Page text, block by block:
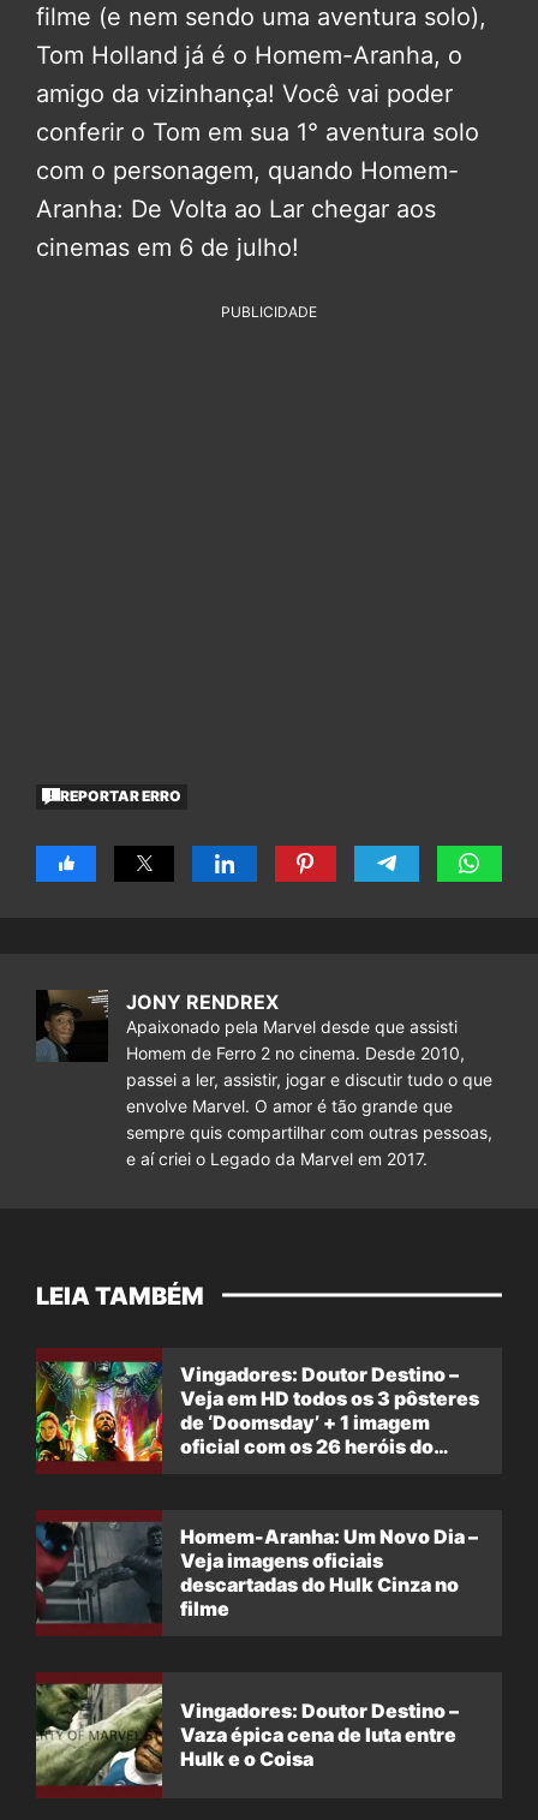
filme (e nem sendo uma aventura solo),
Tom Holland já é o Homem-Aranha, o
amigo da vizinhança! Você vai poder
conferir o Tom em sua 1° aventura solo
com o personagem, quando Homem-
Aranha: De Volta ao Lar chegar aos
cinemas em 6 de julho!
PUBLICIDADE
REPORTAR ERRO
JONY RENDREX
Apaixonado pela Marvel desde que assisti
Homem de Ferro 2 no cinema. Desde 2010,
passei a ler, assistir, jogar e discutir tudo o que
envolve Marvel. O amor é tão grande que
sempre quis compartilhar com outras pessoas,
e aí criei o Legado da Marvel em 2017.
LEIA TAMBÉM
Vingadores: Doutor Destino –
Veja em HD todos os 3 pôsteres
de ‘Doomsday’ + 1 imagem
oficial com os 26 heróis do
Homem-Aranha: Um Novo Dia –
Veja imagens oficiais
descartadas do Hulk Cinza no
filme
Vingadores: Doutor Destino –
Vaza épica cena de luta entre
Hulk e o Coisa